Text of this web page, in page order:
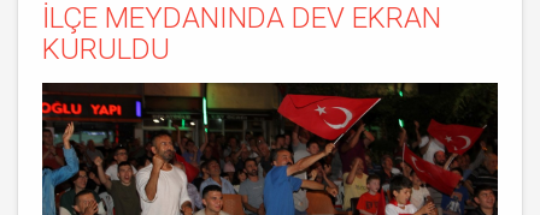
İLÇE MEYDANINDA DEV EKRAN
KURULDU